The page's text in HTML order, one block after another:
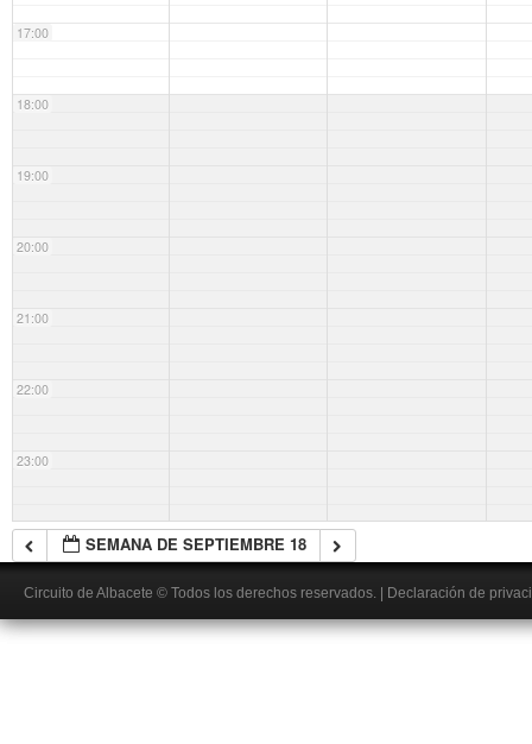
17:00
18:00
19:00
20:00
21:00
22:00
23:00
SEMANA DE SEPTIEMBRE 18
Circuito de Albacete © Todos los derechos reservados. Declaración de